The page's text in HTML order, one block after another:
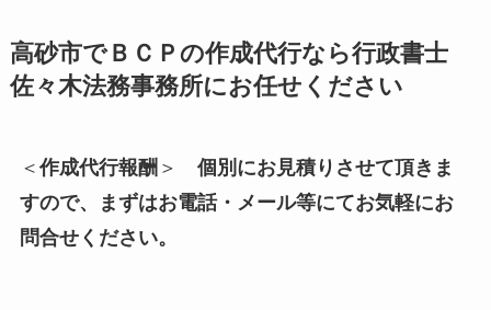
高砂市でＢＣＰの作成代行なら行政書士
佐々木法務事務所にお任せください
＜ 作成代行報酬 ＞ 個別にお見積りさせて頂きま
すので、まずはお電話・メール等にてお気軽にお
問合せください。